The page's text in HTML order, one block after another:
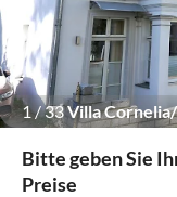
1/33Villa
Bitte geben Sie
Preise